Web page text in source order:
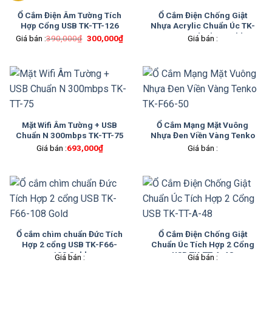
Ổ Cắm Điện Âm Tường Tích
Hợp Cổng USB TK-TT-126
Giá bán :390,000₫ Giá
300,000₫Giá
hiện
300,000₫.
Ổ Cắm Điện Chống Giật
Nhựa Acrylic Chuẩn Úc TK-
F66-11 Black & Gold
Giá bán :
Mặt Wifi Âm Tường + USB
Chuẩn N 300mbps TK-TT-75
Giá bán :693,000₫
Ổ Cắm Mạng Mặt Vuông
Nhựa Đen Viền Vàng Tenko
TK-F66-50
Giá bán :
Ổ cắm chìm chuẩn Đức Tích
Hợp 2 cổng USB TK-F66-
108 Gold
Giá bán :
Ổ Cắm Điện Chống Giật
Chuẩn Úc Tích Hợp 2 Cổng
USB TK-TT-A-48
Giá bán :